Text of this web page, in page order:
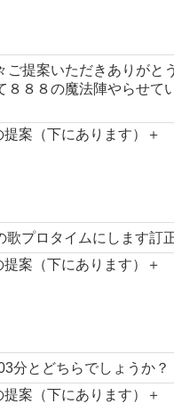
提案いただきありがと
８８の魔法陣やらせて
提案（下にあります）
プロタイムにします訂
提案（下にあります）
分とどちらでしょうか？
提案（下にあります）